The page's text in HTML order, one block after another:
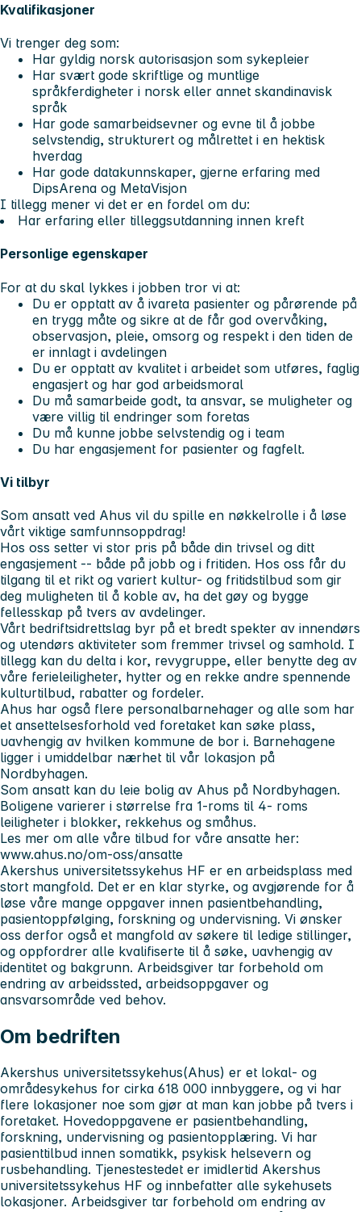
Kvalifikasjoner
Vi trenger deg som:
Har gyldig norsk autorisasjon som sykepleier
Har svært gode skriftlige og muntlige
språkferdigheter i norsk eller annet skandinavisk
språk
Har gode samarbeidsevner og evne til å jobbe
selvstendig, strukturert og målrettet i en hektisk
hverdag
Har gode datakunnskaper, gjerne erfaring med
DipsArena og MetaVisjon
I tillegg mener vi det er en fordel om du:
Har erfaring eller tilleggsutdanning innen kreft
Personlige egenskaper
For at du skal lykkes i jobben tror vi at:
Du er opptatt av å ivareta pasienter og pårørende på
en trygg måte og sikre at de får god overvåking,
observasjon, pleie, omsorg og respekt i den tiden de
er innlagt i avdelingen
Du er opptatt av kvalitet i arbeidet som utføres, faglig
engasjert og har god arbeidsmoral
Du må samarbeide godt, ta ansvar, se muligheter og
være villig til endringer som foretas
Du må kunne jobbe selvstendig og i team
Du har engasjement for pasienter og fagfelt.
Vi tilbyr
Som ansatt ved Ahus vil du spille en nøkkelrolle i å løse
vårt viktige samfunnsoppdrag!
Hos oss setter vi stor pris på både din trivsel og ditt
engasjement -- både på jobb og i fritiden. Hos oss får du
tilgang til et rikt og variert kultur- og fritidstilbud som gir
deg muligheten til å koble av, ha det gøy og bygge
fellesskap på tvers av avdelinger.
Vårt bedriftsidrettslag byr på et bredt spekter av innendørs
og utendørs aktiviteter som fremmer trivsel og samhold. I
tillegg kan du delta i kor, revygruppe, eller benytte deg av
våre ferieleiligheter, hytter og en rekke andre spennende
kulturtilbud, rabatter og fordeler.
Ahus har også flere personalbarnehager og alle som har
et ansettelsesforhold ved foretaket kan søke plass,
uavhengig av hvilken kommune de bor i. Barnehagene
ligger i umiddelbar nærhet til vår lokasjon på
Nordbyhagen.
Som ansatt kan du leie bolig av Ahus på Nordbyhagen.
Boligene varierer i størrelse fra 1-roms til 4- roms
leiligheter i blokker, rekkehus og småhus.
Les mer om alle våre tilbud for våre ansatte her:
www.ahus.no/om-oss/ansatte
Akershus universitetssykehus HF er en arbeidsplass med
stort mangfold. Det er en klar styrke, og avgjørende for å
løse våre mange oppgaver innen pasientbehandling,
pasientoppfølging, forskning og undervisning. Vi ønsker
oss derfor også et mangfold av søkere til ledige stillinger,
og oppfordrer alle kvalifiserte til å søke, uavhengig av
identitet og bakgrunn. Arbeidsgiver tar forbehold om
endring av arbeidssted, arbeidsoppgaver og
ansvarsområde ved behov.
Om bedriften
Akershus universitetssykehus(Ahus) er et lokal- og
områdesykehus for cirka 618 000 innbyggere, og vi har
flere lokasjoner noe som gjør at man kan jobbe på tvers i
foretaket. Hovedoppgavene er pasientbehandling,
forskning, undervisning og pasientopplæring. Vi har
pasienttilbud innen somatikk, psykisk helsevern og
rusbehandling. Tjenestestedet er imidlertid Akershus
universitetssykehus HF og innbefatter alle sykehusets
lokasjoner. Arbeidsgiver tar forbehold om endring av